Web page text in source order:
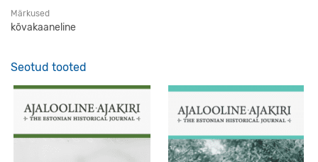
Märkused
kõvakaaneline
Seotud tooted